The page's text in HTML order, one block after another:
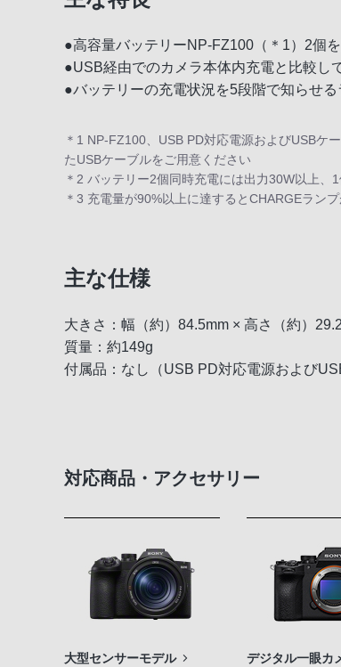
●高容量バッテリーNP-FZ100（＊1）2個
●USB経由でのカメラ本体内充電と比較し
●バッテリーの充電状況を5段階で知らせる
＊1 NP-FZ100、USB PD対応電源およびUSBケ
たUSBケーブルをご用意ください
＊2 バッテリー2個同時充電には出力30W以上
＊3 充電量が90%以上に達するとCHARGEラン
主な仕様
大きさ：幅（約）84.5mm × 高さ（約）
質量：約149g
付属品：なし（USB PD対応電源および
対応商品・アクセサリー
大型センサーモデル
デジタル一眼カ